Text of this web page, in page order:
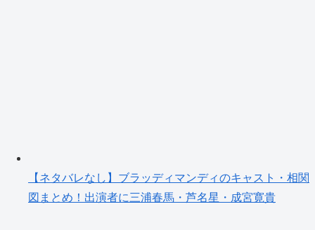
【ネタバレなし】ブラッディマンディのキャスト・相関
図まとめ！出演者に三浦春馬・芦名星・成宮寛貴